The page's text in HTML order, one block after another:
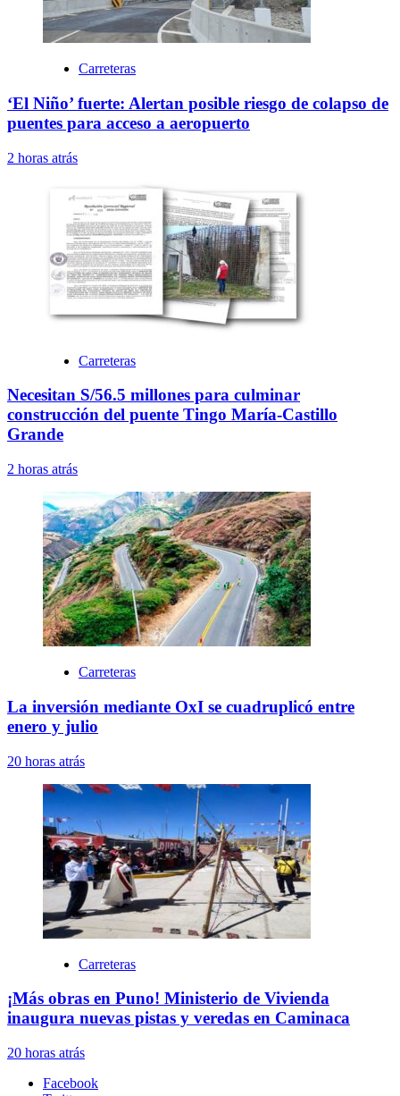
Carreteras
‘El Niño’ fuerte: Alertan posible riesgo de colapso de
puentes para acceso a aeropuerto
2 horas atrás
Carreteras
Necesitan S/56.5 millones para culminar
construcción del puente Tingo María-Castillo
Grande
2 horas atrás
Carreteras
La inversión mediante OxI se cuadruplicó entre
enero y julio
20 horas atrás
Carreteras
¡Más obras en Puno! Ministerio de Vivienda
inaugura nuevas pistas y veredas en Caminaca
20 horas atrás
Facebook